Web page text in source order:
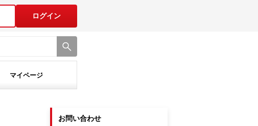
ログイン
マイページ
お問い合わせ